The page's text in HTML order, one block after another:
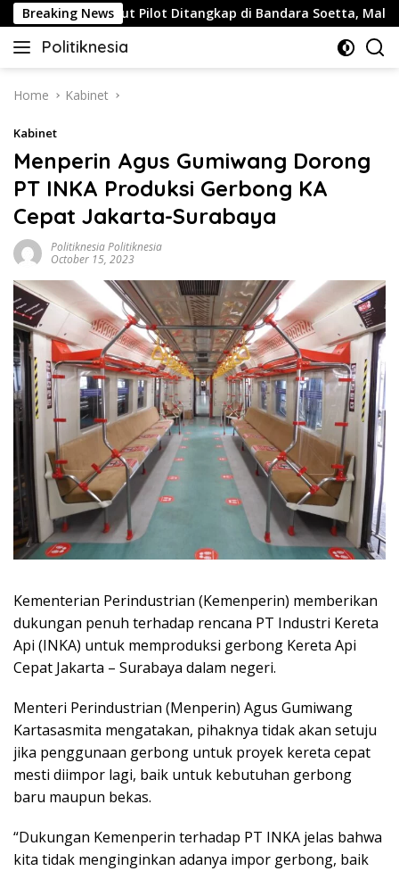
Skip
to
content
Breaking News
Buntut Pilot Ditangkap di Bandara Soetta, Malaysia
Politiknesia
Politiknesia.com
Home Kabinet
Kabinet
Menperin Agus Gumiwang Dorong
PT INKA Produksi Gerbong KA
Cepat Jakarta-Surabaya
Politiknesia Politiknesia
October 15, 2023
Kementerian Perindustrian (Kemenperin) memberikan
dukungan penuh terhadap rencana PT Industri Kereta
Api (INKA) untuk memproduksi gerbong Kereta Api
Cepat Jakarta – Surabaya dalam negeri.
Menteri Perindustrian (Menperin) Agus Gumiwang
Kartasasmita mengatakan, pihaknya tidak akan setuju
jika penggunaan gerbong untuk proyek kereta cepat
mesti diimpor lagi, baik untuk kebutuhan gerbong
baru maupun bekas.
“Dukungan Kemenperin terhadap PT INKA jelas bahwa
kita tidak menginginkan adanya impor gerbong, baik